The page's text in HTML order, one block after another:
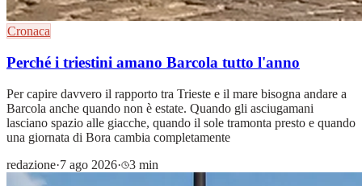
Cronaca
Perché i triestini amano Barcola tutto l'anno
Per capire davvero il rapporto tra Trieste e il mare bisogna andare a
Barcola anche quando non è estate. Quando gli asciugamani
lasciano spazio alle giacche, quando il sole tramonta presto e quando
una giornata di Bora cambia completamente
redazione·7 ago 2026· 3 min